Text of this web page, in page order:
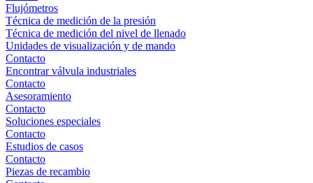
Flujómetros
Técnica de medición de la presión
Técnica de medición del nivel de llenado
Unidades de visualización y de mando
Contacto
Encontrar válvula industriales
Contacto
Asesoramiento
Contacto
Soluciones especiales
Contacto
Estudios de casos
Contacto
Piezas de recambio